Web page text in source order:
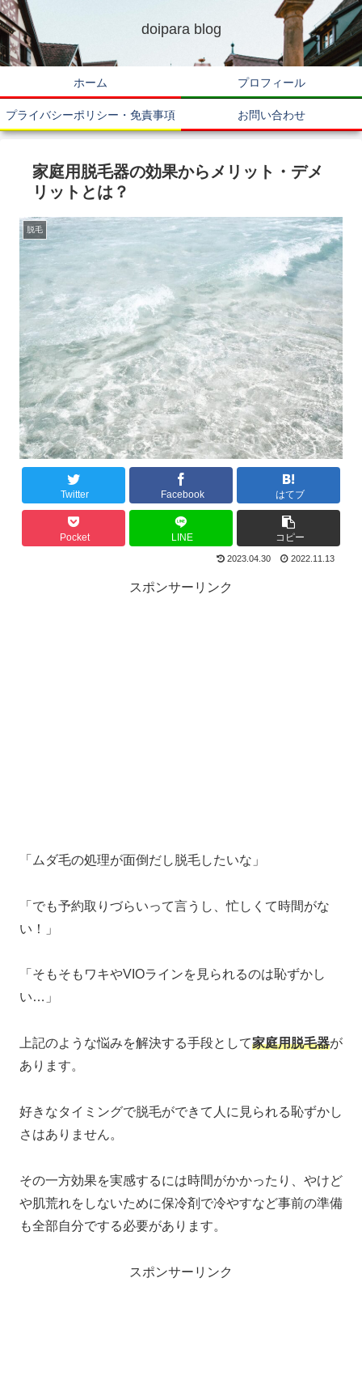
doipara blog
ホーム プロフィール
プライバシーポリシー・免責事項 お問い合わせ
家庭用脱毛器の効果からメリット・デメ
リットとは？
脱毛
Twitter Facebook はてブ
Pocket LINE コピー
2023.04.30 2022.11.13
スポンサーリンク
「ムダ毛の処理が面倒だし脱毛したいな」
「でも予約取りづらいって言うし、忙しくて時間がな
い！」
「そもそもワキやVIOラインを見られるのは恥ずかし
い…」
上記のような悩みを解決する手段として家庭用脱毛器が
あります。
好きなタイミングで脱毛ができて人に見られる恥ずかし
さはありません。
その一方効果を実感するには時間がかかったり、やけど
や肌荒れをしないために保冷剤で冷やすなど事前の準備
も全部自分でする必要があります。
スポンサーリンク